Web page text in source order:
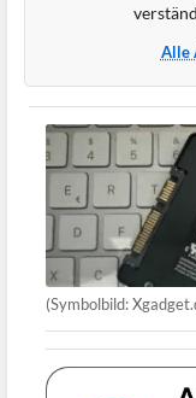
Alle
(Symbolbild: